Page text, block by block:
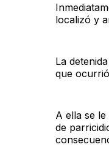
localizó y
La
que
A ella se
de